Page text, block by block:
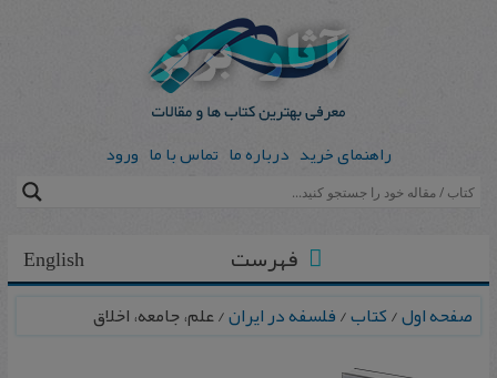
راهنمای خرید درباره ما تماس با ما ورود
English فهرست
صفحه اول/کتاب/فلسفه در ایران/ علم، جامعه، اخلاق